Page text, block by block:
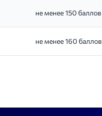
не менее 150 баллов
не менее 160 баллов